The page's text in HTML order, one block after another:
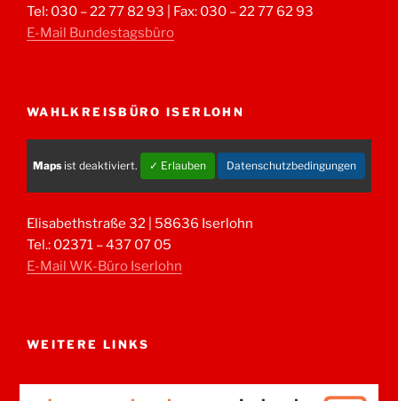
Tel: 030 – 22 77 82 93 | Fax: 030 – 22 77 62 93
E-Mail Bundestagsbüro
WAHLKREISBÜRO ISERLOHN
Maps ist deaktiviert. ✓ Erlauben Datenschutzbedingungen
Elisabethstraße 32 | 58636 Iserlohn
Tel.: 02371 – 437 07 05
E-Mail WK-Büro Iserlohn
WEITERE LINKS